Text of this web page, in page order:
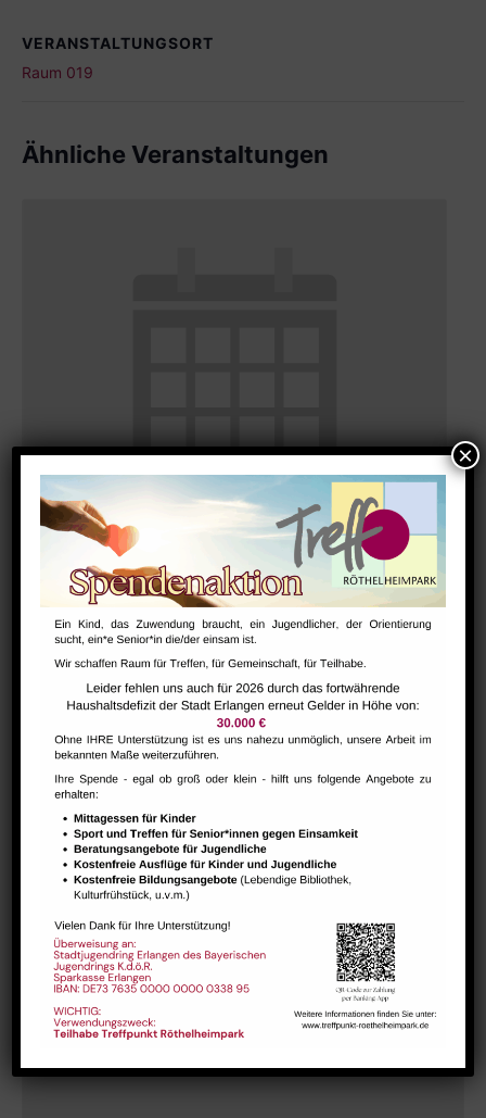
VERANSTALTUNGSORT
Raum 019
Ähnliche Veranstaltungen
Hausaufgabenbetreuung (nicht während der Ferien)
August 10 @ 13:30 - 15:00
Internationaler Kaffeetreff
August 11 @ 10:00